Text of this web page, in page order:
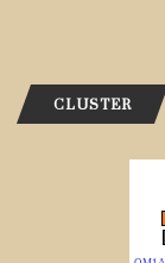
CLUSTER